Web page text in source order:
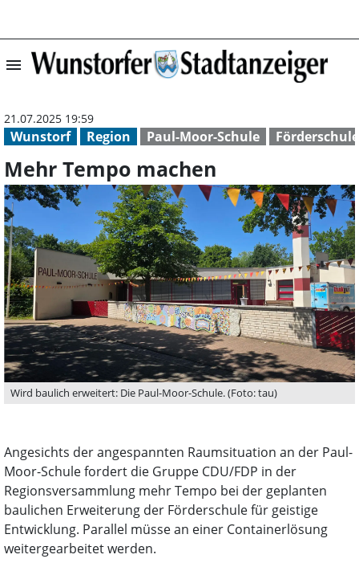
menu Mehr Tempo
Wunstorf Region Paul-Moor-Schule Förderschule
21.07.2025 19:59
Mehr Tempo machen
Wird baulich erweitert: Die Paul-Moor-Schule. (Foto: tau)
Angesichts der angespannten Raumsituation an der Paul-
Moor-Schule fordert die Gruppe CDU/FDP in der
Regionsversammlung mehr Tempo bei der geplanten
baulichen Erweiterung der Förderschule für geistige
Entwicklung. Parallel müsse an einer Containerlösung
weitergearbeitet werden.